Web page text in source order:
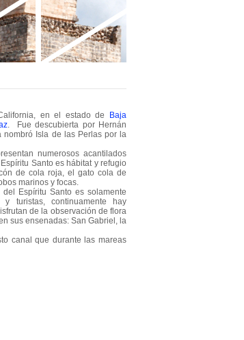
en el estado de
Baja
. Fue descubierta por Hernán
Isla de las Perlas por la
numerosos acantilados
Santo es hábitat y refugio
de cola roja, el gato cola de
marinos y focas.
Espíritu Santo es solamente
turistas, continuamente hay
de la observación de flora
sus ensenadas: San Gabriel, la
canal que durante las mareas